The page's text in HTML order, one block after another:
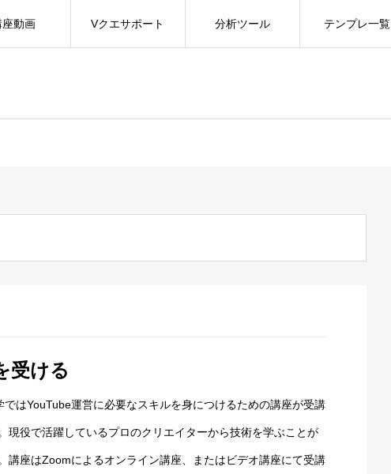
座動画 Vクエサポート 分析ツール テンプレ一覧
受ける
ではYouTube運営に必要なスキルを身につけるための講座が受講
現役で活躍しているプロのクリエイターから技術を学ぶことが
講座はZoomによるオンライン講座、またはビデオ講座にて受講